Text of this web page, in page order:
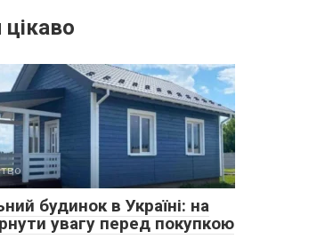
будинок в Україні: на
увагу перед покупкою